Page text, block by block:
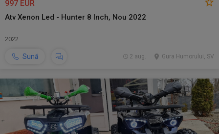
997 EUR
Atv Xenon Led - Hunter 8 Inch, Nou 2022
2022
Sună Gura Humorului, SV
2 aug.